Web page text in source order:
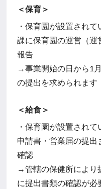
＜保育＞
・保育園が設置され
課に保育園の運営（運
報告
→事業開始の日から1
の提出を求められます
＜給食＞
・保育園が設置され
申請書・営業届の提
確認
→管轄の保健所により
に提出書類の確認が必